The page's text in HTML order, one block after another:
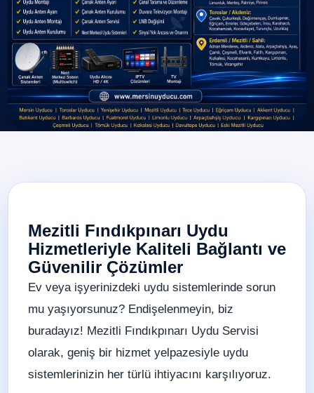
Mezitli Fındıkpınarı Uydu
Hizmetleriyle Kaliteli Bağlantı ve
Güvenilir Çözümler
Ev veya işyerinizdeki uydu sistemlerinde sorun
mu yaşıyorsunuz? Endişelenmeyin, biz
buradayız! Mezitli Fındıkpınarı Uydu Servisi
olarak, geniş bir hizmet yelpazesiyle uydu
sistemlerinizin her türlü ihtiyacını karşılıyoruz.